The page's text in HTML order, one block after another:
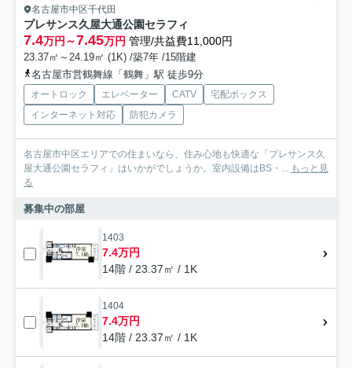
名古屋市中区千代田
プレサンス久屋大通公園セラフィ
7.4万円～7.45万円 管理/共益費11,000円
23.37㎡～24.19㎡ (1K) /築7年 /15階建
名古屋市営鶴舞線「鶴舞」駅 徒歩9分
オートロック エレベーター CATV
宅配ボックス
インターネット対応
防犯カメラ
名古屋市中区エリアでの住まいなら、住み心地も快適な「プレサンス久
屋大通公園セラフィ」はいかがでしょうか。室内設備はBS・... もっと見
る
募集中の部屋
1403
7.4万円
14階 / 23.37㎡ / 1K
1404
7.4万円
14階 / 23.37㎡ / 1K